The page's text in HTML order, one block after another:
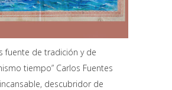
fuente de tradición y de
tiempo” Carlos Fuentes
descubridor de